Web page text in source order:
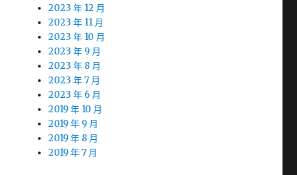
2023 年 12 月
2023 年 11 月
2023 年 10 月
2023 年 9 月
2023 年 8 月
2023 年 7 月
2023 年 6 月
2019 年 10 月
2019 年 9 月
2019 年 8 月
2019 年 7 月